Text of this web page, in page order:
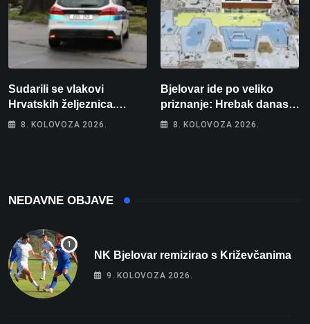
Sudarili se vlakovi
Hrvatskih željeznica.
Šestero osoba teško
8. KOLOVOZA 2026.
Bjelovar ide po veliko
priznanje: Hrebak danas u
Parizu predstavlja
8. KOLOVOZA 2026.
NEDAVNE OBJAVE
NK Bjelovar remizirao s Križevčanima
9. KOLOVOZA 2026.